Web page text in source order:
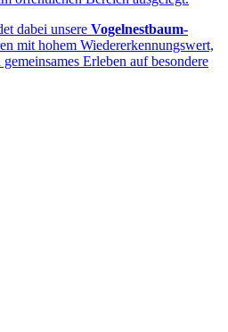
dabei unsere Vogelnestbaum-
mit hohem Wiedererkennungswert,
Erleben auf besondere